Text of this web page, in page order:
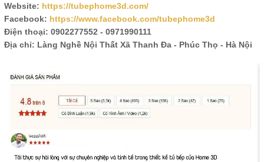
Website: https://tubephome3d.com/
Facebook: https://www.facebook.com/tubephome3d
Điện thoại: 0902277552 - 0971990111
Địa chỉ: Làng Nghề Nội Thất Xã Thanh Đa - Phúc Thọ - Hà Nội